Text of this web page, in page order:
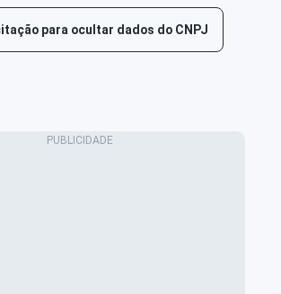
para ocultar dados do CNPJ